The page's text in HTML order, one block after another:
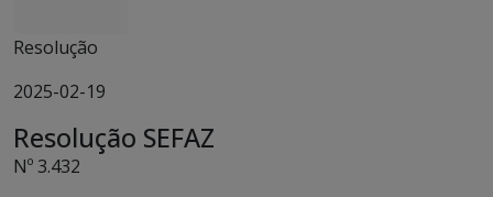
Resolução
2025-02-19
Resolução SEFAZ
Nº 3.432